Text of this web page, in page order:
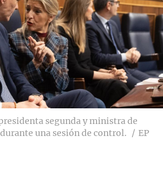
segunda y ministra de
una sesión de control.
EP